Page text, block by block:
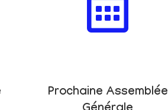
Prochaine Assemblée